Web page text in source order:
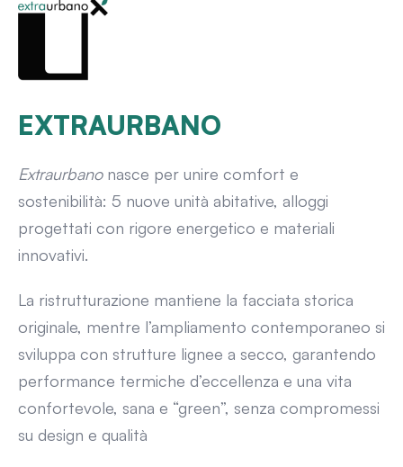
EXTRAURBANO
Extraurbanonasce per unire comfort e
sostenibilità: 5 nuove unità abitative, alloggi
progettati con rigore energetico e materiali
innovativi.
La ristrutturazione mantiene la facciata storica
originale, mentre l’ampliamento contemporaneo si
sviluppa con strutture lignee a secco, garantendo
performance termiche d’eccellenza e una vita
confortevole, sana e “green”, senza compromessi
su design e qualità